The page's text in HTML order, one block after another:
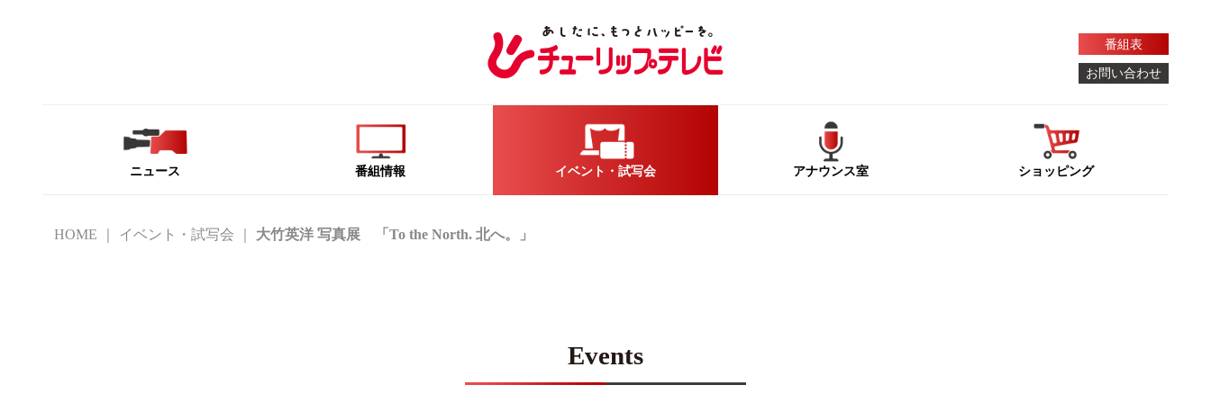
番組表
お問い合わせ
ニュース 番組情報 イベント ・試写会 アナウンス室 ショッピング
HOME イベント・試写会 大竹英洋 写真展 「To the North. 北へ。」
Events